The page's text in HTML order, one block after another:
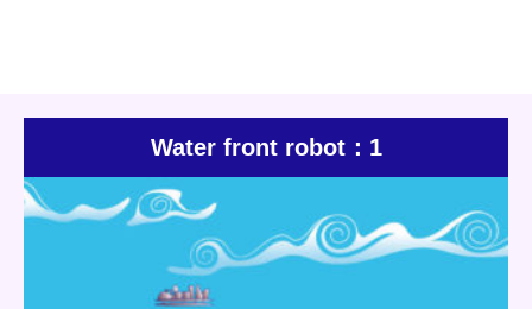
Water front robot：1
Update: